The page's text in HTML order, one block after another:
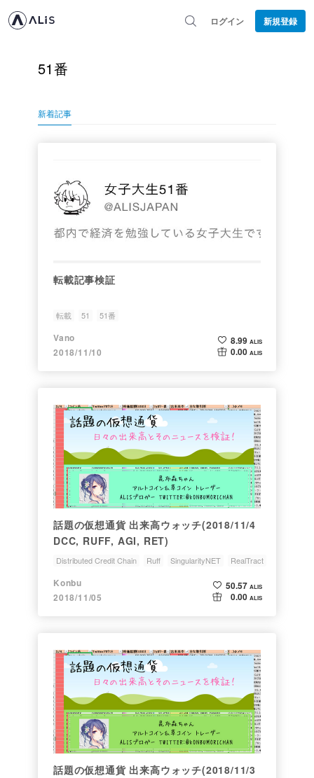
ログイン 新規登録
51番
新着記事
転載記事検証
転載 51 51番
Vano
2018/11/10
8.99 ALIS
0.00 ALIS
話題の仮想通貨 出来高ウォッチ(2018/11/4
DCC, RUFF, AGI, RET)
Distributed Credit Chain Ruff SingularityNET
RealTract
51番
Konbu
2018/11/05
50.57 ALIS
0.00 ALIS
話題の仮想通貨 出来高ウォッチ(2018/11/3